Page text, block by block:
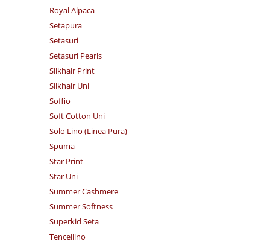
Royal Alpaca
Setapura
Setasuri
Setasuri Pearls
Silkhair Print
Silkhair Uni
Soffio
Soft Cotton Uni
Solo Lino (Linea Pura)
Spuma
Star Print
Star Uni
Summer Cashmere
Summer Softness
Superkid Seta
Tencellino